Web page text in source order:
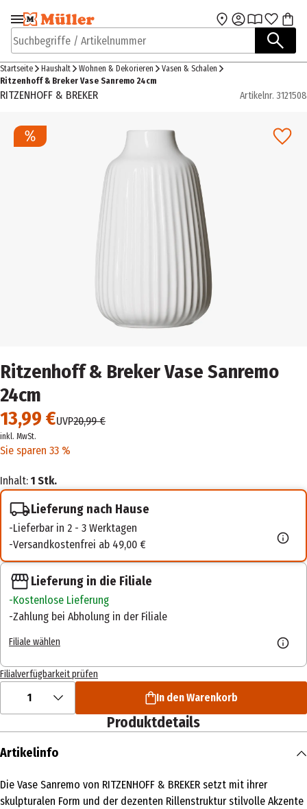
Zur Navigation
springen
Zum Hauptinhalt
Suchbegriffe / Artikelnummer
Startseite Haushalt Wohnen & Dekorieren
Vasen & Schalen
Ritzenhoff & Breker Vase Sanremo 24cm
RITZENHOFF & BREKER Artikelnr. 3121508
Ritzenhoff & Breker Vase Sanremo
24cm
13,99 €UVP20,99 €
inkl. MwSt.
Sie sparen 33 %
Inhalt: 1 Stk.
Lieferung nach Hause
Lieferbar in 2 - 3 Werktagen
Versandkostenfrei ab 49,00 €
Lieferung in die Filiale
Kostenlose Lieferung
Zahlung bei Abholung in der Filiale
Filiale wählen
Filialverfügbarkeit prüfen
1 In den Warenkorb
Produktdetails
Artikelinfo
Die Vase Sanremo von RITZENHOFF & BREKER setzt mit ihrer
skulpturalen Form und der dezenten Rillenstruktur stilvolle Akzente